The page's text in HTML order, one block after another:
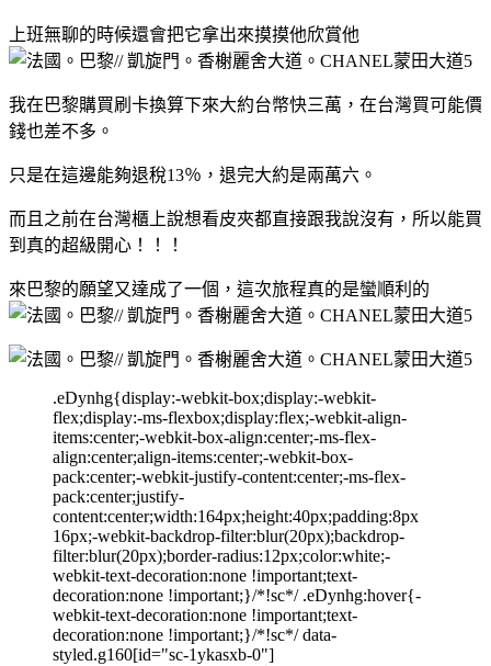
上班無聊的時候還會把它拿出來摸摸他欣賞他
我在巴黎購買刷卡換算下來大約台幣快三萬，在台灣買可能價
錢也差不多。
只是在這邊能夠退稅13％，退完大約是兩萬六。
而且之前在台灣櫃上說想看皮夾都直接跟我說沒有，所以能買
到真的超級開心！！！
來巴黎的願望又達成了一個，這次旅程真的是蠻順利的
.eDynhg{display:-webkit-box;display:-webkit-
flex;display:-ms-flexbox;display:flex;-webkit-align-
items:center;-webkit-box-align:center;-ms-flex-
align:center;align-items:center;-webkit-box-
pack:center;-webkit-justify-content:center;-ms-flex-
pack:center;justify-
content:center;width:164px;height:40px;padding:8px
16px;-webkit-backdrop-filter:blur(20px);backdrop-
filter:blur(20px);border-radius:12px;color:white;-
webkit-text-decoration:none !important;text-
decoration:none !important;}/*!sc*/ .eDynhg:hover{-
webkit-text-decoration:none !important;text-
decoration:none !important;}/*!sc*/ data-
styled.g160[id="sc-1ykasxb-0"]